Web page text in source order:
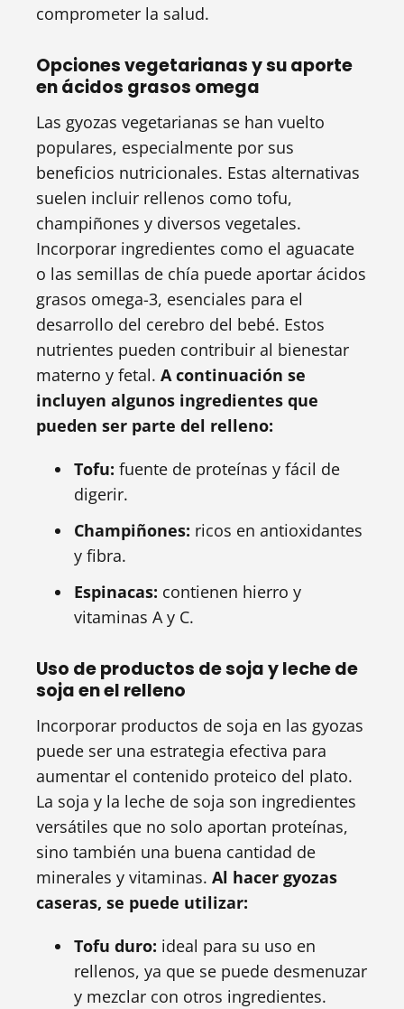
comprometer la salud.
Opciones vegetarianas y su aporte
en ácidos grasos omega
Las gyozas vegetarianas se han vuelto
populares, especialmente por sus
beneficios nutricionales. Estas alternativas
suelen incluir rellenos como tofu,
champiñones y diversos vegetales.
Incorporar ingredientes como el aguacate
o las semillas de chía puede aportar ácidos
grasos omega-3, esenciales para el
desarrollo del cerebro del bebé. Estos
nutrientes pueden contribuir al bienestar
materno y fetal. A continuación se
incluyen algunos ingredientes que
pueden ser parte del relleno:
Tofu: fuente de proteínas y fácil de
digerir.
Champiñones: ricos en antioxidantes
y fibra.
Espinacas: contienen hierro y
vitaminas A y C.
Uso de productos de soja y leche de
soja en el relleno
Incorporar productos de soja en las gyozas
puede ser una estrategia efectiva para
aumentar el contenido proteico del plato.
La soja y la leche de soja son ingredientes
versátiles que no solo aportan proteínas,
sino también una buena cantidad de
minerales y vitaminas. Al hacer gyozas
caseras, se puede utilizar:
Tofu duro: ideal para su uso en
rellenos, ya que se puede desmenuzar
y mezclar con otros ingredientes.